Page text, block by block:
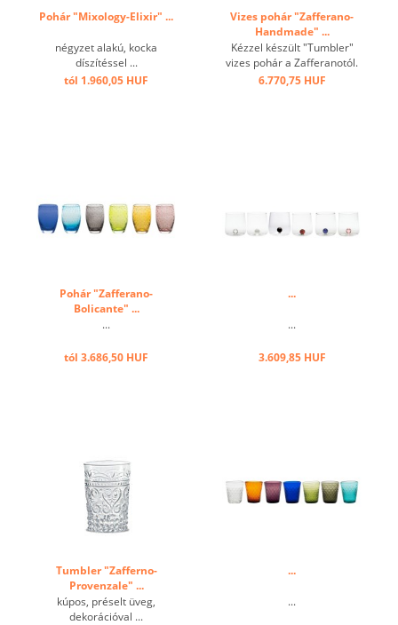
Pohár "Mixology-Elixir" ...
négyzet alakú, kocka
díszítéssel ...
tól 1.960,05 HUF
Vizes pohár "Zafferano-
Handmade" ...
Kézzel készült "Tumbler"
vizes pohár a Zafferanotól.
Egyedi, különleges
6.770,75 HUF
Pohár "Zafferano-
Bolicante" ...
...
tól 3.686,50 HUF
...
...
3.609,85 HUF
Tumbler "Zafferno-
Provenzale" ...
kúpos, préselt üveg,
dekorációval ...
...
...